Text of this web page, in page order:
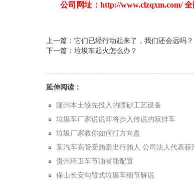
公司网址： http://www.clzqxm.com/ 全
上一篇：它们已经行动起来了，我们还会远吗？
下一篇：垃圾车起火怎么办？
延伸阅读：
随州本土较先投入的喷砂工艺设备
垃圾车厂家说说即将步入传说的双排车
垃圾厂家教你如何打方向盘
某汽车高管受贿牵出行贿人 公司法人代表获
贵州环卫车节油省能配置
保山长安勾臂式垃圾车细节解说